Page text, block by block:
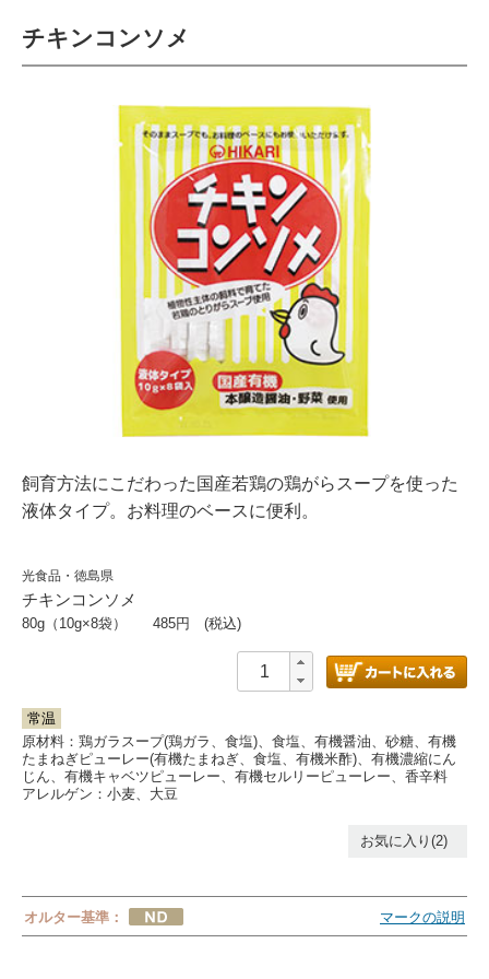
チキンコンソメ
飼育方法にこだわった国産若鶏の鶏がらスープを使った
液体タイプ。お料理のベースに便利。
光食品・徳島県
チキンコンソメ
80g（10g×8袋） 485円 (税込)
常温
原材料：鶏ガラスープ(鶏ガラ、食塩)、食塩、有機醤油、砂糖、有機
たまねぎピューレー(有機たまねぎ、食塩、有機米酢)、有機濃縮にん
じん、有機キャベツピューレー、有機セルリーピューレー、香辛料
アレルゲン： 小麦、大豆
お気に入り(2)
オルター基準： マークの説明